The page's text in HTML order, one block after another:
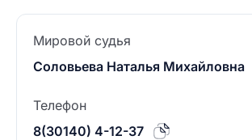
Мировой судья
Соловьева Наталья Михайловна
Телефон
8(30140) 4-12-37